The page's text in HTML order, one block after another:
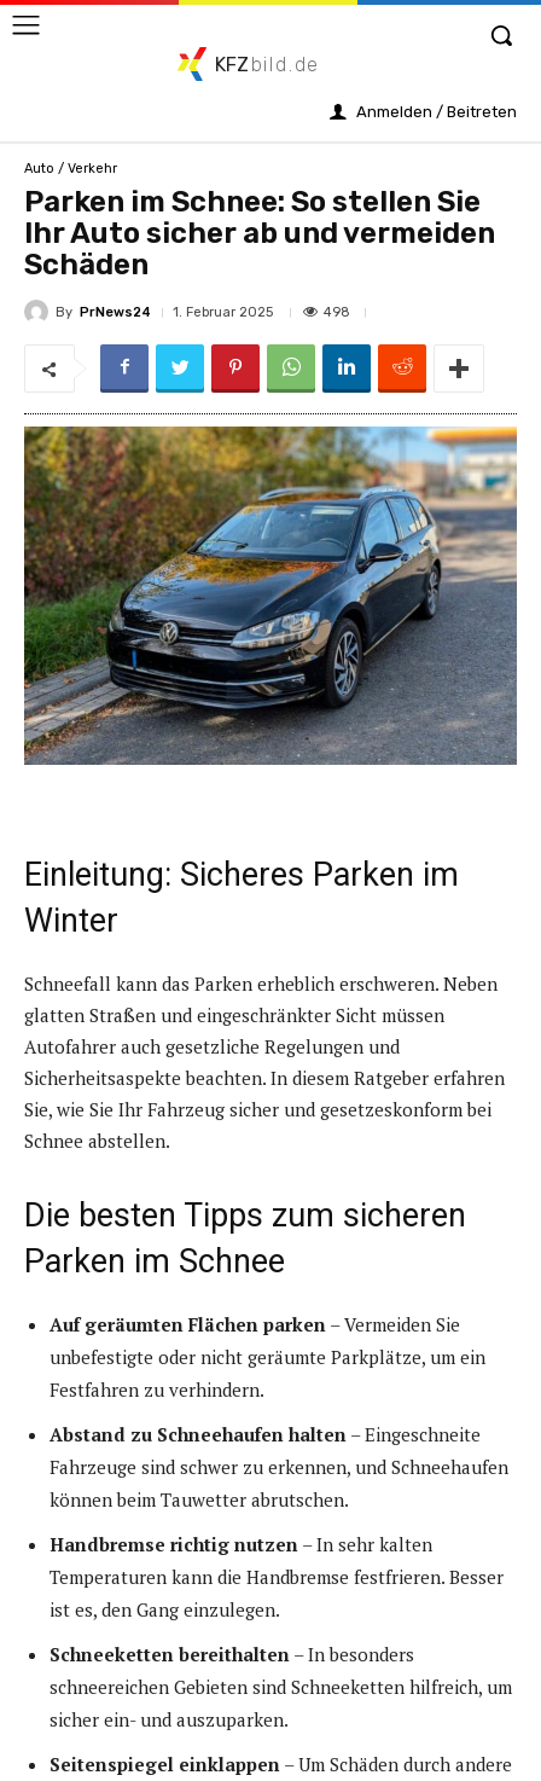
KFZ bild.de
Anmelden / Beitreten
Auto / Verkehr
Parken im Schnee: So stellen Sie
Ihr Auto sicher ab und vermeiden
Schäden
By PrNews24 1. Februar 2025 498
Einleitung: Sicheres Parken im
Winter
Schneefall kann das Parken erheblich erschweren. Neben
glatten Straßen und eingeschränkter Sicht müssen
Autofahrer auch gesetzliche Regelungen und
Sicherheitsaspekte beachten. In diesem Ratgeber erfahren
Sie, wie Sie Ihr Fahrzeug sicher und gesetzeskonform bei
Schnee abstellen.
Die besten Tipps zum sicheren
Parken im Schnee
Auf geräumten Flächen parken – Vermeiden Sie
unbefestigte oder nicht geräumte Parkplätze, um ein
Festfahren zu verhindern.
Abstand zu Schneehaufen halten – Eingeschneite
Fahrzeuge sind schwer zu erkennen, und Schneehaufen
können beim Tauwetter abrutschen.
Handbremse richtig nutzen – In sehr kalten
Temperaturen kann die Handbremse festfrieren. Besser
ist es, den Gang einzulegen.
Schneeketten bereithalten – In besonders
schneereichen Gebieten sind Schneeketten hilfreich, um
sicher ein- und auszuparken.
Seitenspiegel einklappen – Um Schäden durch andere